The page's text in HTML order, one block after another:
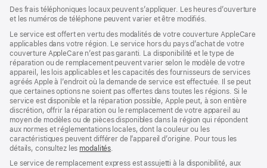
une
fenêtre)
Des frais téléphoniques locaux peuvent s’appliquer. Les heures d’ouverture
et les numéros de téléphone peuvent varier et être modifiés.
Le service est offert en vertu des modalités de votre couverture AppleCare
applicables dans votre région. Le service hors du pays d’achat de votre
couverture AppleCare n’est pas garanti. La disponibilité et le type de
réparation ou de remplacement peuvent varier selon le modèle de votre
appareil, les lois applicables et les capacités des fournisseurs de services
agréés Apple à l’endroit où la demande de service est effectuée. Il se peut
que certaines options ne soient pas offertes dans toutes les régions. Si le
service est disponible et la réparation possible, Apple peut, à son entière
discrétion, offrir la réparation ou le remplacement de votre appareil au
moyen de modèles ou de pièces disponibles dans la région qui répondent
aux normes et réglementations locales, dont la couleur ou les
caractéristiques peuvent différer de l’appareil d’origine. Pour tous les
détails, consultez les modalités
Le service de remplacement express est assujetti à la disponibilité, aux